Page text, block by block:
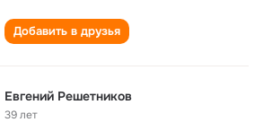
Добавить в друзья
Евгений Решетников
39 лет